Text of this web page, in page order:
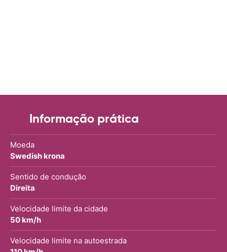
Informação prática
Moeda
Swedish krona
Sentido de condução
Direita
Velocidade limite da cidade
50 km/h
Velocidade limite na autoestrada